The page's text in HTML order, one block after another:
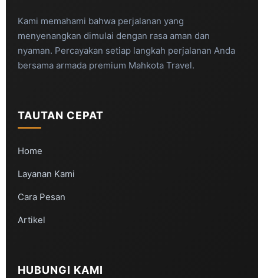
Kami memahami bahwa perjalanan yang
menyenangkan dimulai dengan rasa aman dan
nyaman. Percayakan setiap langkah perjalanan Anda
bersama armada premium Mahkota Travel.
TAUTAN CEPAT
Home
Layanan Kami
Cara Pesan
Artikel
HUBUNGI KAMI